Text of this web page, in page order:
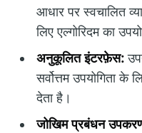
आधार पर स्वचालित
लिए एल्गोरिदम का
अनुकूलित इंटरफ़ेस:
सर्वोत्तम उपयोगिता
देता है।
जोखिम प्रबंधन